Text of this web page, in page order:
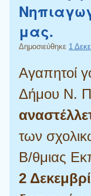
μας.
Δημοσιεύθηκε 1
Αγαπητοί
Δήμου Ν.
των
Β/θμιας
2